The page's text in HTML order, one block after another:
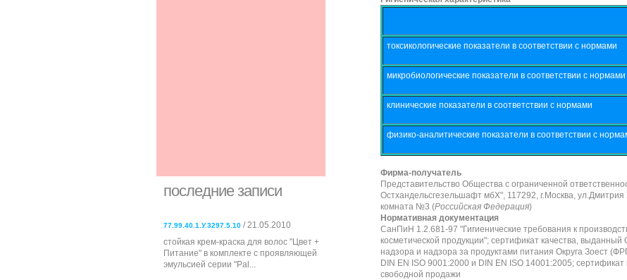
последние записи
77.99.40.1.У.3297.5.10 / 21.05.2010
стойкая крем-краска для волос "Цвет +
Питание" в комплекте с проявляющей
эмульсией серии "Pal...
токсикологические показатели в соответствии с нормами
микробиологические показатели в соответствии с нормами
клинические показатели в соответствии с нормами
физико-аналитические показатели в соответствии с
Фирма-получатель
Представительство Общества с ограниченной
Остхандельсгезельшафт мбХ", 117292, г.Москва,
комната №3 (Российская Федерация)
Нормативная документация
СанПиН 1.2.681-97 "Гигиенические требования к
косметической продукции"; сертификат качества,
надзора и надзора за продуктами питания Округа Зоест
DIN EN ISO 9001:2000 и DIN EN ISO 14001:2005;
свободной продажи